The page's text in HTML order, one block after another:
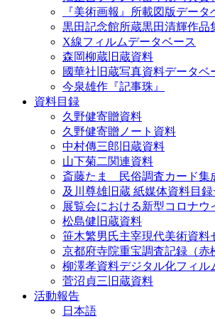
『美術画報』所載図版データ
黒田記念館所蔵黒田清輝作品
X線フィルムデータベース
森岡柳蔵旧蔵資料
國華社旧蔵写真資料データベ
今泉雄作『記事珠』
資料目録
久野健寄贈資料
久野健寄贈ノート資料
中村傳三郎旧蔵資料
山下菊二関連資料
斎藤たま 民俗調査カード集
及川尊雄旧蔵 紙媒体資料目
展覧会における新型コロナ
松島健旧蔵資料
笹木繁男氏主宰現代美術資料
京都府寺院重宝調査記録（赤
柳澤孝資料デジタル化フィル
菅沼貞三旧蔵資料
活動報告
日本語